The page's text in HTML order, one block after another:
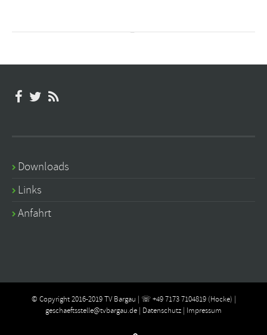
Downloads
Links
Anfahrt
© Copyright 2016-2019 TV Bargau | ☏ +49 7173 7104819 (Hocke) |
geschaeftsstelle@tvbargau.de | Datenschutz | Impressum